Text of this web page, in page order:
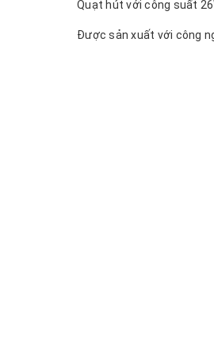
Quạt hút với công suất
Được sản xuất với công